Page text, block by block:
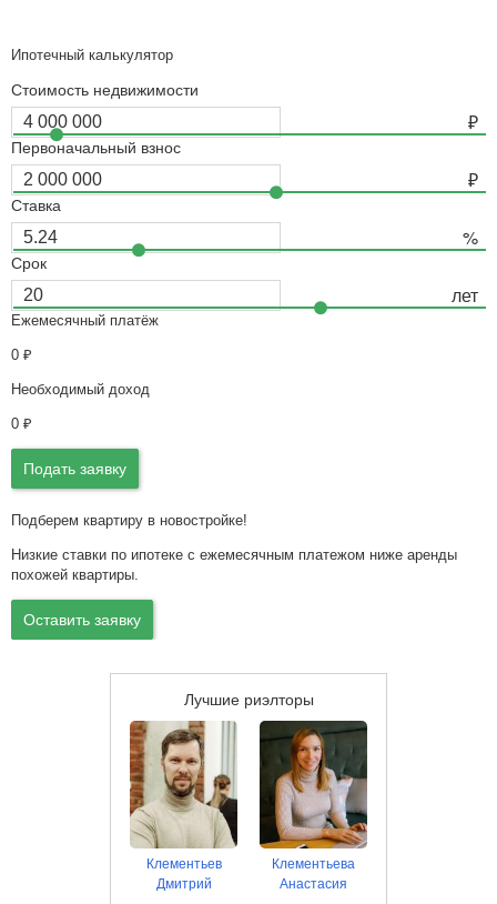
Ипотечный калькулятор
Стоимость недвижимости
Первоначальный взнос
Ставка
Срок
Ежемесячный платёж
0 ₽
Необходимый доход
0 ₽
Подать заявку
Подберем квартиру в новостройке!
Низкие ставки по ипотеке с ежемесячным платежом ниже аренды
похожей квартиры.
Оставить заявку
Лучшие риэлторы
Клементьев
Дмитрий
Клементьева
Анастасия